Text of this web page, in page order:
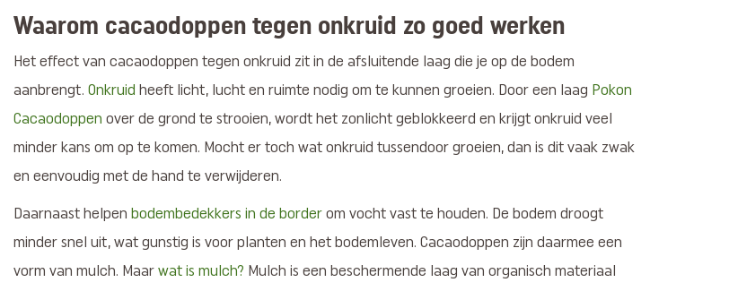
Waarom cacaodoppen tegen onkruid zo goed werken
Het effect van cacaodoppen tegen onkruid zit in de afsluitende laag die je op de bodem
aanbrengt. Onkruid heeft licht, lucht en ruimte nodig om te kunnen groeien. Door een laag Pokon
Cacaodoppen over de grond te strooien, wordt het zonlicht geblokkeerd en krijgt onkruid veel
minder kans om op te komen. Mocht er toch wat onkruid tussendoor groeien, dan is dit vaak zwak
en eenvoudig met de hand te verwijderen.
Daarnaast helpen bodembedekkers in de border om vocht vast te houden. De bodem droogt
minder snel uit, wat gunstig is voor planten en het bodemleven. Cacaodoppen zijn daarmee een
vorm van mulch. Maar wat is mulch? Mulch is een beschermende laag van organisch materiaal